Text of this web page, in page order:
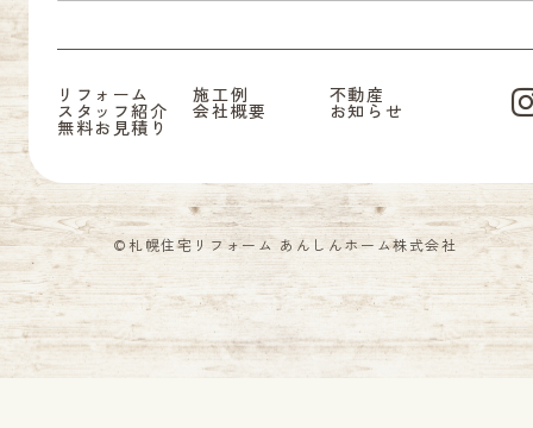
リフォーム 施工例 不動産
スタッフ紹介 会社概要 お知らせ
無料お見積り
©札幌住宅リフォーム あんしんホーム株式会社